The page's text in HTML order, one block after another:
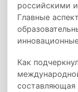
российскими
Главные
Как
составляющая